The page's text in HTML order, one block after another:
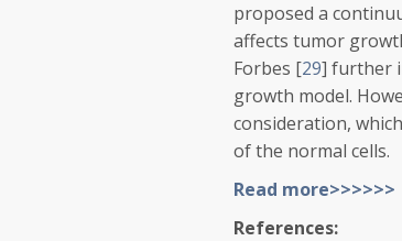
proposed a
affects tumor
Forbes [29] further
growth model.
consideration,
of the normal cells.
Read more>>>>>>
References: